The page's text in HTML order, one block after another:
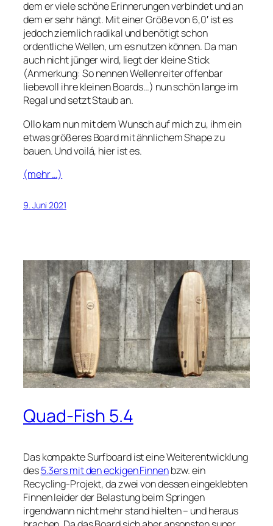
dem er viele schöne Erinnerungen verbindet und an
dem er sehr hängt. Mit einer Größe von 6,0′ ist es
jedoch ziemlich radikal und benötigt schon
ordentliche Wellen, um es nutzen können. Da man
auch nicht jünger wird, liegt der kleine Stick
(Anmerkung: So nennen Wellenreiter offenbar
liebevoll ihre kleinen Boards…) nun schön lange im
Regal und setzt Staub an.
Ollo kam nun mit dem Wunsch auf mich zu, ihm ein
etwas größeres Board mit ähnlichem Shape zu
bauen. Und voilá, hier ist es.
(mehr …)
9. Juni 2021
Quad-Fish 5.4
Das kompakte Surfboard ist eine Weiterentwicklung
des5.3ers mit den eckigen Finnenbzw. ein
Recycling-Projekt, da zwei von dessen eingeklebten
Finnen leider der Belastung beim Springen
irgendwann nicht mehr stand hielten – und heraus